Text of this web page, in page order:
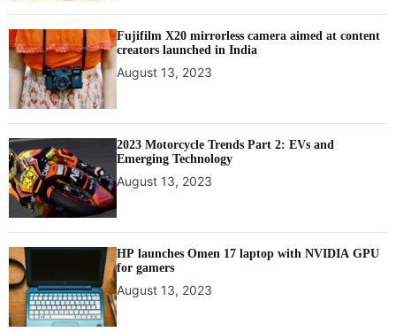
Fujifilm X20 mirrorless camera aimed at content
creators launched in India
August 13, 2023
2023 Motorcycle Trends Part 2: EVs and
Emerging Technology
August 13, 2023
HP launches Omen 17 laptop with NVIDIA GPU
for gamers
August 13, 2023